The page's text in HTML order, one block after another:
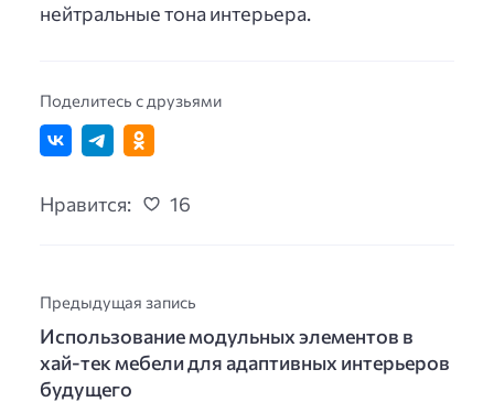
нейтральные тона интерьера.
Поделитесь с друзьями
Нравится: 16
Предыдущая запись
Использование модульных элементов в
хай-тек мебели для адаптивных интерьеров
будущего